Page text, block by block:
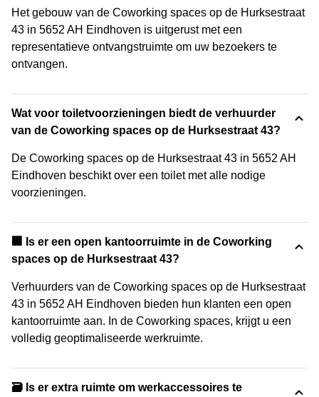
Het gebouw van de Coworking spaces op de Hurksestraat
43 in 5652 AH Eindhoven is uitgerust met een
representatieve ontvangstruimte om uw bezoekers te
ontvangen.
Wat voor toiletvoorzieningen biedt de verhuurder
van de Coworking spaces op de Hurksestraat 43?
De Coworking spaces op de Hurksestraat 43 in 5652 AH
Eindhoven beschikt over een toilet met alle nodige
voorzieningen.
‍🏢 Is er een open kantoorruimte in de Coworking
spaces op de Hurksestraat 43?
Verhuurders van de Coworking spaces op de Hurksestraat
43 in 5652 AH Eindhoven bieden hun klanten een open
kantoorruimte aan. In de Coworking spaces, krijgt u een
volledig geoptimaliseerde werkruimte.
🗃️ Is er extra ruimte om werkaccessoires te